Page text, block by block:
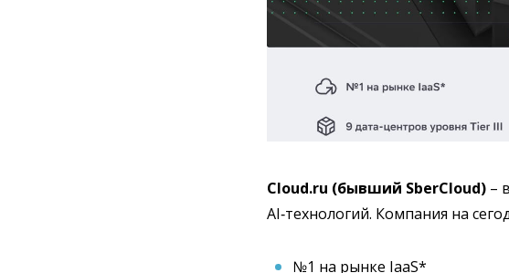
Cloud.ru (бывший SberCloud) –
AI‑технологий. Компания на
№1 на рынке IaaS*